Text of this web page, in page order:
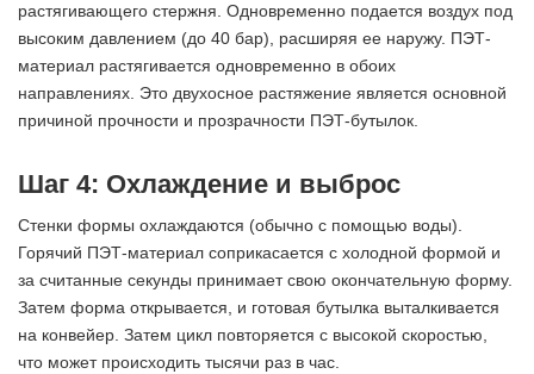
растягивающего стержня. Одновременно подается воздух под
высоким давлением (до 40 бар), расширяя ее наружу. ПЭТ-
материал растягивается одновременно в обоих
направлениях. Это двухосное растяжение является основной
причиной прочности и прозрачности ПЭТ-бутылок.
Шаг 4: Охлаждение и выброс
Стенки формы охлаждаются (обычно с помощью воды).
Горячий ПЭТ-материал соприкасается с холодной формой и
за считанные секунды принимает свою окончательную форму.
Затем форма открывается, и готовая бутылка выталкивается
на конвейер. Затем цикл повторяется с высокой скоростью,
что может происходить тысячи раз в час.